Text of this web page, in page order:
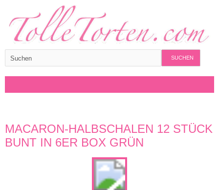
SUCHEN
MACARON-HALBSCHALEN 12 STÜCK
BUNT IN 6ER BOX GRÜN